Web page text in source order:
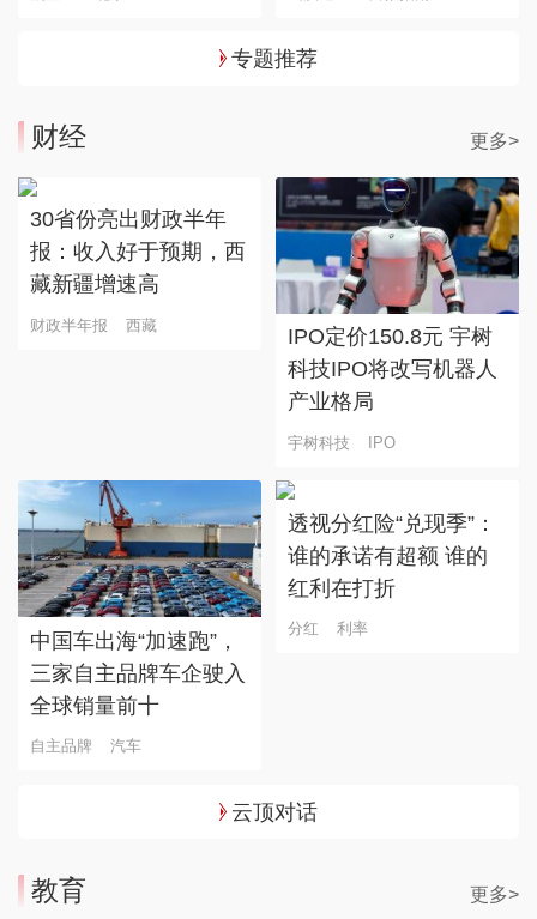
专题推荐
财经 更多>
30省份亮出财政半年
报：收入好于预期，西
藏新疆增速高
财政半年报 西藏
IPO定价150.8元 宇树
科技IPO将改写机器人
产业格局
宇树科技 IPO
中国车出海“加速跑”，
三家自主品牌车企驶入
全球销量前十
自主品牌 汽车
透视分红险“兑现季”：
谁的承诺有超额 谁的
红利在打折
分红 利率
云顶对话
教育 更多>